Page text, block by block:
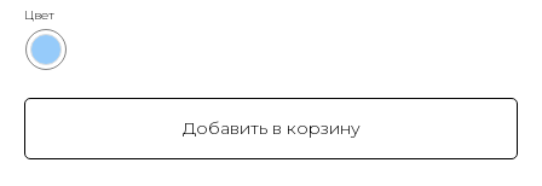
Цвет
Добавить в корзину